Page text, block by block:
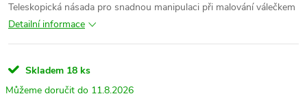
Teleskopická násada pro snadnou manipulaci při malování válečkem
Detailní informace
Skladem 18 ks
11.8.2026